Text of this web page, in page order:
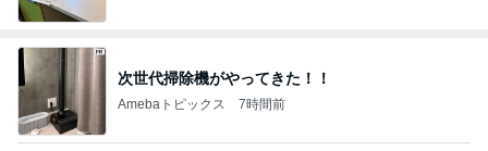
次世代掃除機がやってきた！！
Amebaトピックス 7時間前